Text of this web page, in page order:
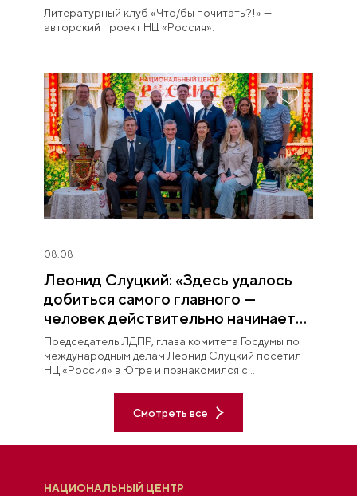
Литературный клуб «Что/бы почитать?!» —
авторский проект НЦ «Россия».
08.08
Леонид Слуцкий: «Здесь удалось
добиться самого главного —
человек действительно начинает
любить Югру»
Председатель ЛДПР, глава комитета Госдумы по
международным делам Леонид Слуцкий посетил
НЦ «Россия» в Югре и познакомился с
Смотреть все
НАЦИОНАЛЬНЫЙ ЦЕНТР